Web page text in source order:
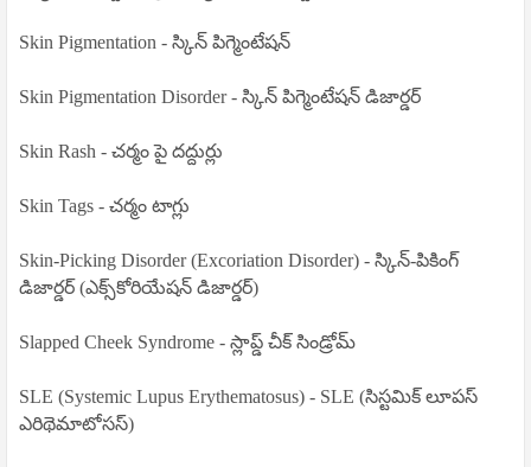
Skin Pigmentation - స్కిన్ పిగ్మెంటేషన్
Skin Pigmentation Disorder - స్కిన్ పిగ్మెంటేషన్ డిజార్డర్
Skin Rash - చర్మం పై దద్దుర్లు
Skin Tags - చర్మం టాగ్లు
Skin-Picking Disorder (Excoriation Disorder) - స్కిన్-పికింగ్
డిజార్డర్ (ఎక్స్‌కోరియేషన్ డిజార్డర్)
Slapped Cheek Syndrome - స్లాప్డ్ చీక్ సిండ్రోమ్
SLE (Systemic Lupus Erythematosus) - SLE (సిస్టమిక్ లూపస్
ఎరిథెమాటోసస్)